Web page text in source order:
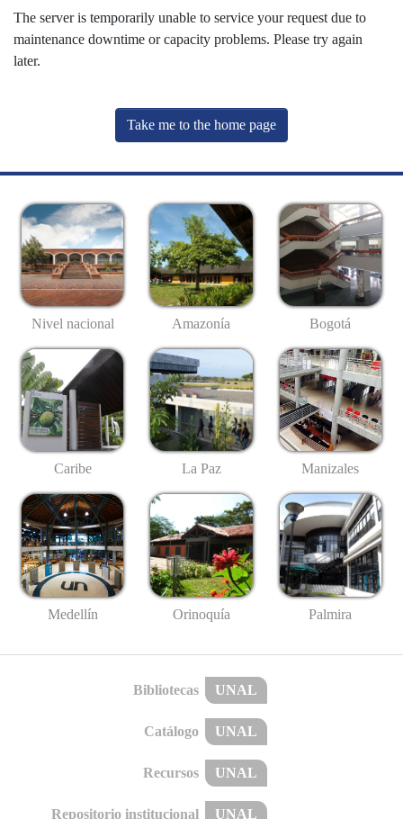
The server is temporarily unable to service your request due to
maintenance downtime or capacity problems. Please try again
later.
Take me to the home page
Nivel nacional Amazonía Bogotá
Caribe La Paz Manizales
Medellín Orinoquía Palmira
Bibliotecas UNAL
Catálogo UNAL
Recursos UNAL
Repositorio institucional UNAL